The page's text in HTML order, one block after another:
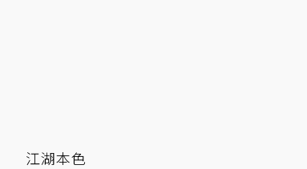
江湖本色